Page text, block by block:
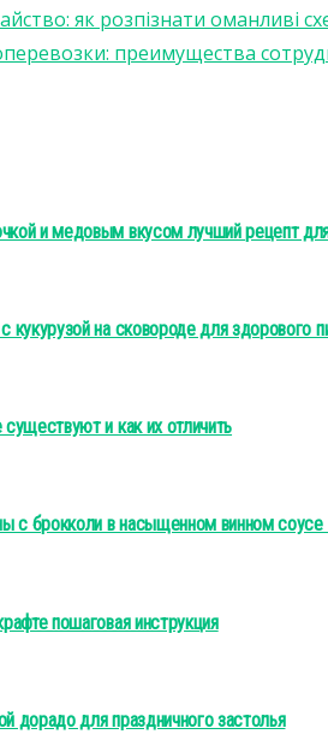
як розпізнати оманливі
преимущества
и медовым вкусом лучший рецепт для
кукурузой на сковороде для здорового
и как их отличить
с брокколи в насыщенном винном соусе
пошаговая инструкция
дорадо для праздничного застолья